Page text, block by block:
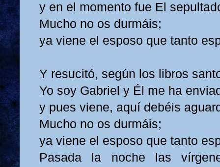
y en el momento fue El
Mucho no os durmáis;
ya viene el esposo que tanto
Y resucitó, según los libros
Yo soy Gabriel y Él me ha
y pues viene, aquí debéis
Mucho no os durmáis;
ya viene el esposo que tanto
Pasada la noche las